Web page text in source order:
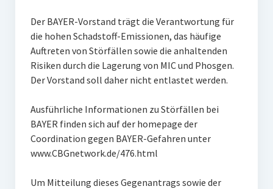
Der BAYER-Vorstand trägt die Verantwortung für
die hohen Schadstoff-Emissionen, das häufige
Auftreten von Störfällen sowie die anhaltenden
Risiken durch die Lagerung von MIC und Phosgen.
Der Vorstand soll daher nicht entlastet werden.
Ausführliche Informationen zu Störfällen bei
BAYER finden sich auf der homepage der
Coordination gegen BAYER-Gefahren unter
www.CBGnetwork.de/476.html
Um Mitteilung dieses Gegenantrags sowie der